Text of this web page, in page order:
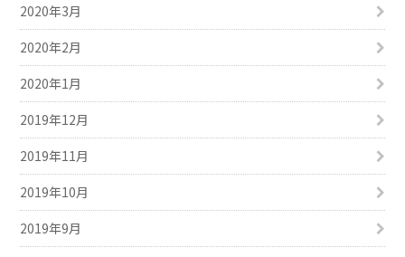
2020年3月
2020年2月
2020年1月
2019年12月
2019年11月
2019年10月
2019年9月